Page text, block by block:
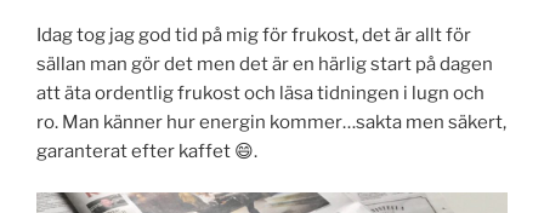
Idag tog jag god tid på mig för frukost, det är allt för
sällan man gör det men det är en härlig start på dagen
att äta ordentlig frukost och läsa tidningen i lugn och
ro. Man känner hur energin kommer…sakta men säkert,
garanterat efter kaffet 😄.